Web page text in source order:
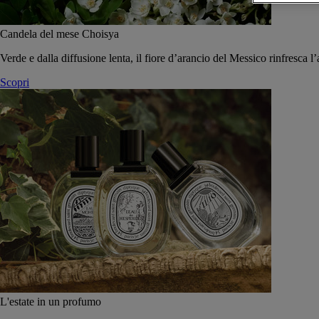
Candela del mese Choisya
Verde e dalla diffusione lenta, il fiore d’arancio del Messico rinfresca
Scopri
L'estate in un profumo